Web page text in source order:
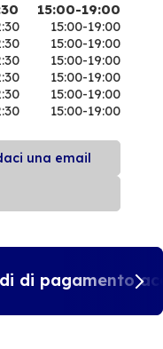
15:00-19:00
15:00-19:00
15:00-19:00
15:00-19:00
15:00-19:00
15:00-19:00
15:00-19:00
una email
di pagamento